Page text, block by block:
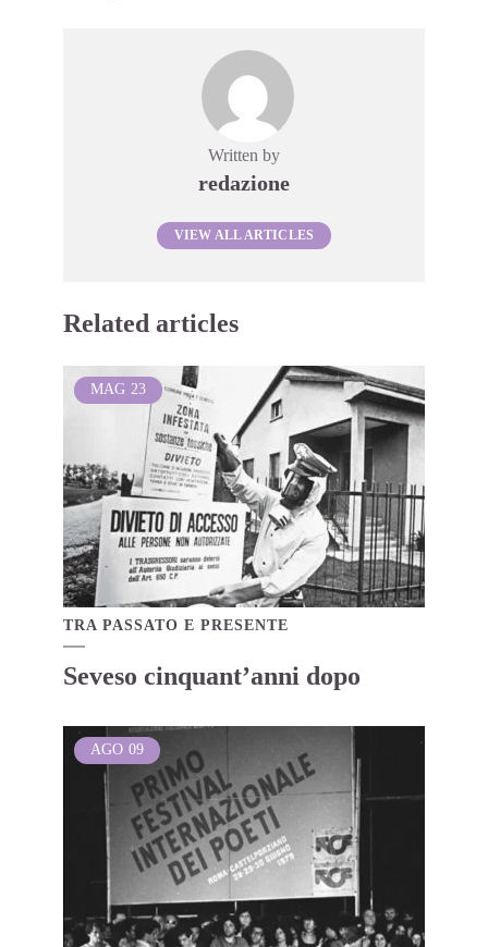
Written by
redazione
VIEW ALL ARTICLES
Related articles
MAG 23
TRA PASSATO E PRESENTE
Seveso cinquant’anni dopo
AGO 09